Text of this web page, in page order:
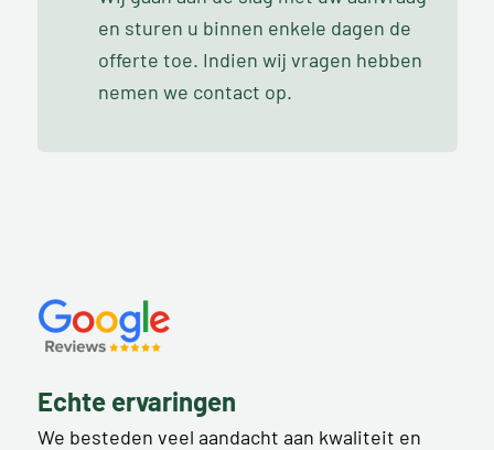
en sturen u binnen enkele dagen de
offerte toe. Indien wij vragen hebben
nemen we contact op.
Echte ervaringen
We besteden veel aandacht aan kwaliteit en